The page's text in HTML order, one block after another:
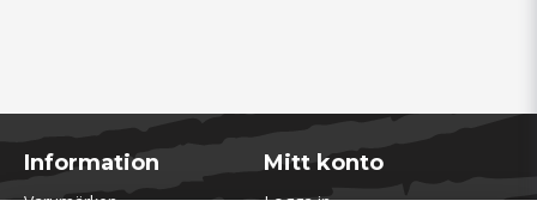
Information
Varumärken
Mitt konto
Logga in